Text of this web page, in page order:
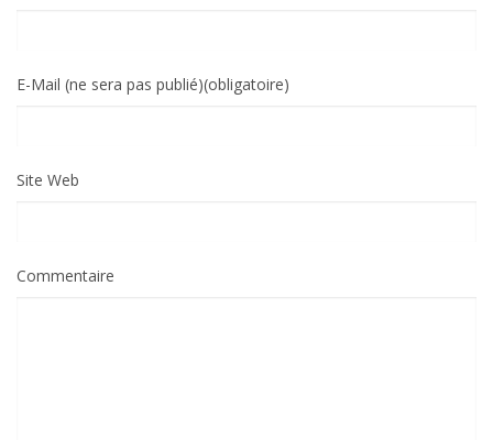
E-Mail (ne sera pas publié)(obligatoire)
Site Web
Commentaire